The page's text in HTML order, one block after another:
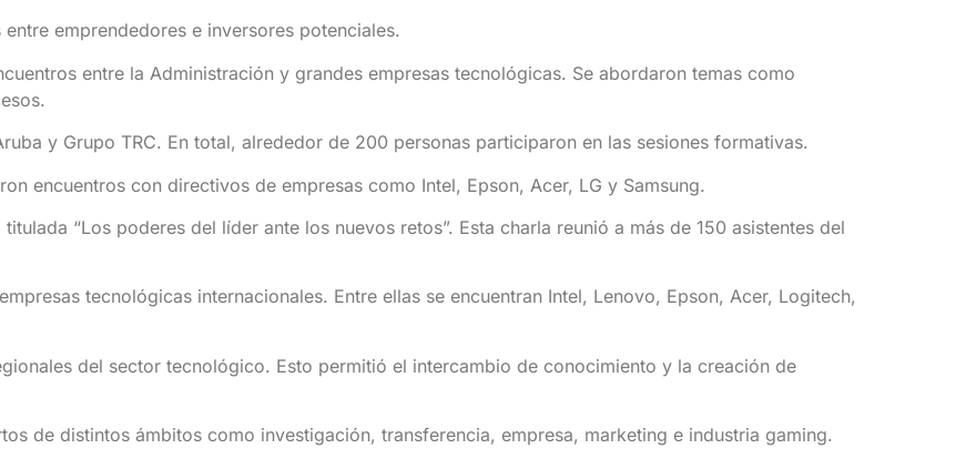
emprendedores e inversores potenciales.
entre la Administración y grandes empresas tecnológicas. Se abordaron temas como
y Grupo TRC. En total, alrededor de 200 personas participaron en las sesiones formativas.
encuentros con directivos de empresas como Intel, Epson, Acer, LG y Samsung.
“Los poderes del líder ante los nuevos retos”. Esta charla reunió a más de 150 asistentes del
tecnológicas internacionales. Entre ellas se encuentran Intel, Lenovo, Epson, Acer, Logitech,
del sector tecnológico. Esto permitió el intercambio de conocimiento y la creación de
de distintos ámbitos como investigación, transferencia, empresa, marketing e industria gaming.